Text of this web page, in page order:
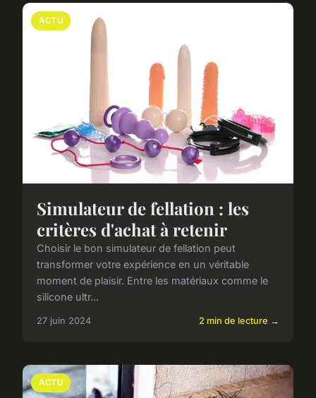
ACTU
Simulateur de fellation : les
critères d'achat à retenir
Choisir le bon simulateur de fellation peut
transformer votre expérience en un véritable
moment de plaisir. Entre les matériaux comme le
silicone ultr...
27 juin 2024 2 min de lecture →
ACTU